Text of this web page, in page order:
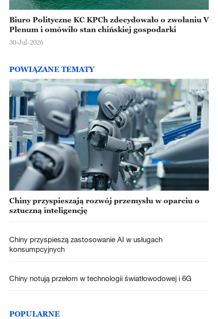
Biuro Polityczne KC KPCh zdecydowało o zwołaniu V
Plenum i omówiło stan chińskiej gospodarki
30-Jul-2026
POWIĄZANE TEMATY
Chiny przyspieszają rozwój przemysłu w oparciu o
sztuczną inteligencję
Chiny przyspieszą zastosowanie AI w usługach
konsumpcyjnych
Chiny notują przełom w technologii światłowodowej i 6G
POPULARNE